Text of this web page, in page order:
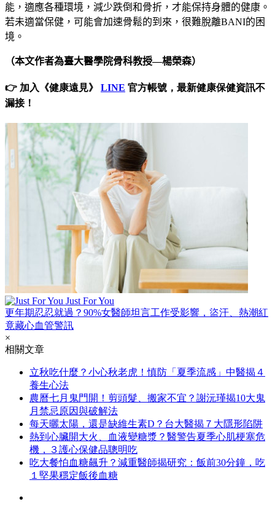
能 ， 適應各種環境 ， 減少跌倒和骨折 ， 才能保持身體的健康 。
若未適當保健，可能會加速骨鬆的到來，很難脫離BANI的困
境 。
（本文作者為臺大醫學院骨科教授—楊榮森）
👉 加入《健康遠見》 LINE 官方帳號，最新健康保健資訊不
漏接！
Just For You
更年期忍忍就過？90%女醫師坦言工作受影響，盜汗、熱潮紅
竟藏心血管警訊
×
相關文章
立秋吃什麼？小心秋老虎！慎防「夏季流感」中醫揭４
養生心法
農曆七月鬼門開！剪頭髮、搬家不宜？謝沅瑾揭10大鬼
月禁忌原因與破解法
每天曬太陽，還是缺維生素D？台大醫揭７大隱形陷阱
熱到心臟開大火、血液變糖漿？醫警告夏季心肌梗塞危
機，３護心保健品聰明吃
吃大餐怕血糖飆升？減重醫師揭研究：飯前30分鐘，吃
１堅果穩定飯後血糖